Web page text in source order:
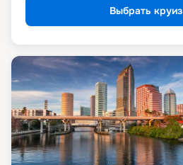
Выбрать круиз